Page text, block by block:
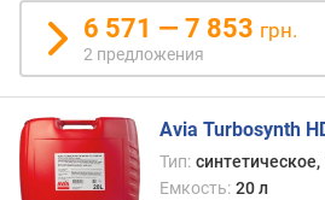
т
п
р
е
д
6 571 — 7 853 грн.
2 предложения
Avia Turbosynth
Тип: синтетическое,
Емкость: 20 л